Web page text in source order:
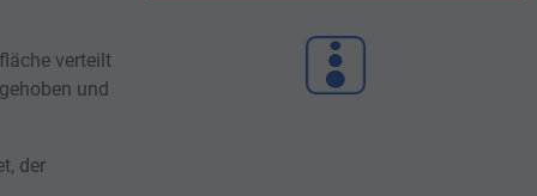
verteilt
und
der